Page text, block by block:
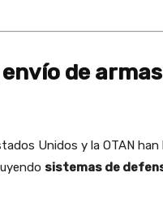
de
Unidos y la OTAN han
sistemas de